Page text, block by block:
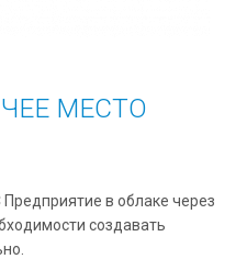
МЕСТО
в облаке через
создавать